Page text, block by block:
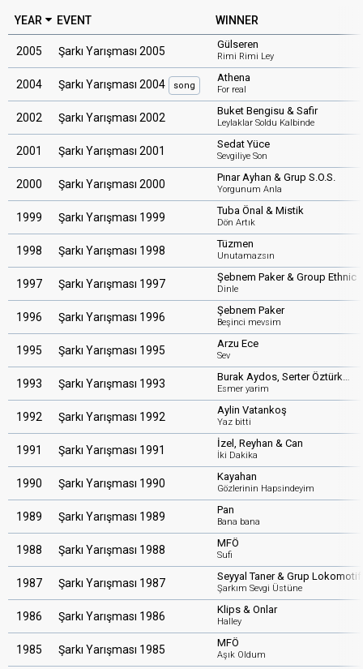
YEAR EVENT WINNER
2005 Şarkı Yarışması 2005
Gülseren
Rimi Rimi Ley
2004 Şarkı Yarışması 2004 song
Athena
For real
2002 Şarkı Yarışması 2002
Buket Bengisu & Safir
Leylaklar Soldu Kalbinde
2001 Şarkı Yarışması 2001
Sedat Yüce
Sevgiliye Son
2000 Şarkı Yarışması 2000
Pınar Ayhan & Grup S.O.S.
Yorgunum Anla
1999 Şarkı Yarışması 1999
Tuba Önal & Mistik
Dön Artık
1998 Şarkı Yarışması 1998
Tüzmen
Unutamazsın
1997 Şarkı Yarışması 1997
Şebnem Paker & Group Ethnic
Dinle
1996 Şarkı Yarışması 1996
Şebnem Paker
Beşinci mevsim
1995 Şarkı Yarışması 1995
Arzu Ece
Sev
1993 Şarkı Yarışması 1993
Burak Aydos, Serter Öztürk…
Esmer yarim
1992 Şarkı Yarışması 1992
Aylin Vatankoş
Yaz bitti
1991 Şarkı Yarışması 1991
İzel, Reyhan & Can
İki Dakika
1990 Şarkı Yarışması 1990
Kayahan
Gözlerinin Hapsindeyim
1989 Şarkı Yarışması 1989
Pan
Bana bana
1988 Şarkı Yarışması 1988
MFÖ
Sufi
1987 Şarkı Yarışması 1987
Seyyal Taner & Grup Lokomotif
Şarkım Sevgi Üstüne
1986 Şarkı Yarışması 1986
Klips & Onlar
Halley
1985 Şarkı Yarışması 1985
MFÖ
Aşık Oldum